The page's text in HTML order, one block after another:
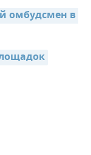
омбудсмен в